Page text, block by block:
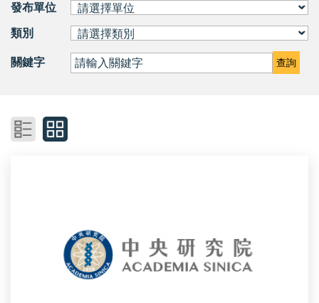
發布單位
類別
關鍵字 查詢